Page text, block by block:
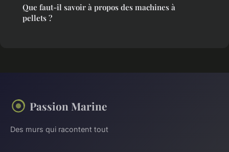
Que faut-il savoir à propos des machines à
pellets ?
Passion Marine
Des murs qui racontent tout